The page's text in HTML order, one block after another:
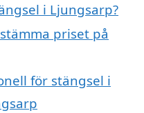
i Ljungsarp?
priset på
för stängsel i